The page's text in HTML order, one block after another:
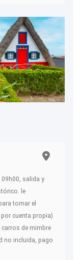
09h00, salida y
le
tomar el
cuenta propia)
de mimbre
no incluida, pago